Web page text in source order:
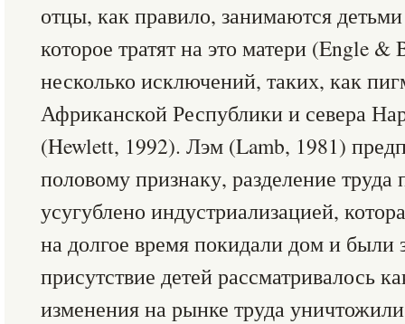
отцы, как правило, занимаются
которое тратят на это матери (Engle &
несколько исключений, таких, как
Африканской Республики и севера
(Hewlett, 1992). Лэм (Lamb, 1981)
половому признаку, разделение труда
усугублено индустриализацией,
на долгое время покидали дом и были
присутствие детей рассматривалось
изменения на рынке труда